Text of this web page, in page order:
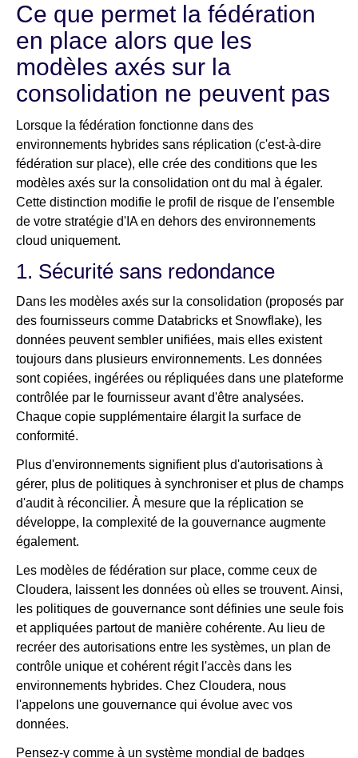
Ce que permet la fédération
en place alors que les
modèles axés sur la
consolidation ne peuvent pas
Lorsque la fédération fonctionne dans des
environnements hybrides sans réplication (c'est-à-dire
fédération sur place), elle crée des conditions que les
modèles axés sur la consolidation ont du mal à égaler.
Cette distinction modifie le profil de risque de l'ensemble
de votre stratégie d'IA en dehors des environnements
cloud uniquement.
1. Sécurité sans redondance
Dans les modèles axés sur la consolidation (proposés par
des fournisseurs comme Databricks et Snowflake), les
données peuvent sembler unifiées, mais elles existent
toujours dans plusieurs environnements. Les données
sont copiées, ingérées ou répliquées dans une plateforme
contrôlée par le fournisseur avant d'être analysées.
Chaque copie supplémentaire élargit la surface de
conformité.
Plus d'environnements signifient plus d'autorisations à
gérer, plus de politiques à synchroniser et plus de champs
d'audit à réconcilier. À mesure que la réplication se
développe, la complexité de la gouvernance augmente
également.
Les modèles de fédération sur place, comme ceux de
Cloudera, laissent les données où elles se trouvent. Ainsi,
les politiques de gouvernance sont définies une seule fois
et appliquées partout de manière cohérente. Au lieu de
recréer des autorisations entre les systèmes, un plan de
contrôle unique et cohérent régit l'accès dans les
environnements hybrides. Chez Cloudera, nous
l'appelons une gouvernance qui évolue avec vos
données.
Pensez-y comme à un système mondial de badges